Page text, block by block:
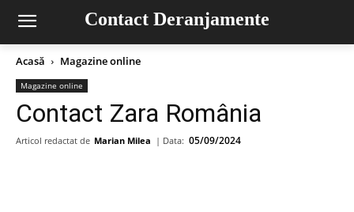
Contact Deranjamente
Acasă Magazine online
Magazine online
Contact Zara România
Articol redactat de Marian Milea | Data: 05/09/2024